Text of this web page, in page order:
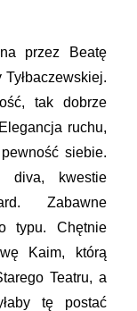
przez Beatę
tak dobrze
ruchu,
siebie.
diva, kwestie
Zabawne
typu. Chętnie
Kaim, którą
Teatru, a
tę postać